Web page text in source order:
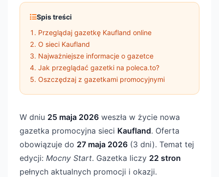
Spis treści
Przeglądaj gazetkę Kaufland online
O sieci Kaufland
Najważniejsze informacje o gazetce
Jak przeglądać gazetki na poleca.to?
Oszczędzaj z gazetkami promocyjnymi
W dniu 25 maja 2026 weszła w życie nowa
gazetka promocyjna sieci Kaufland. Oferta
obowiązuje do 27 maja 2026 (3 dni). Temat tej
edycji: Mocny Start. Gazetka liczy 22 stron
pełnych aktualnych promocji i okazji.